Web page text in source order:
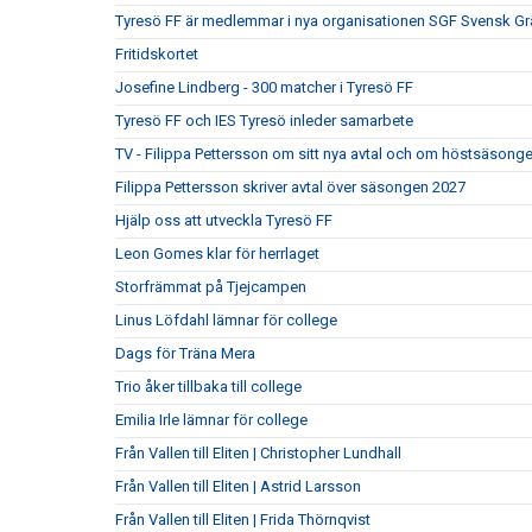
Tyresö FF är medlemmar i nya organisationen SGF Svensk
Fritidskortet
Josefine Lindberg - 300 matcher i Tyresö FF
Tyresö FF och IES Tyresö inleder samarbete
TV - Filippa Pettersson om sitt nya avtal och om
Filippa Pettersson skriver avtal över säsongen 2027
Hjälp oss att utveckla Tyresö FF
Leon Gomes klar för herrlaget
Storfrämmat på Tjejcampen
Linus Löfdahl lämnar för college
Dags för Träna Mera
Trio åker tillbaka till college
Emilia Irle lämnar för college
Från Vallen till Eliten | Christopher Lundhall
Från Vallen till Eliten | Astrid Larsson
Från Vallen till Eliten | Frida Thörnqvist